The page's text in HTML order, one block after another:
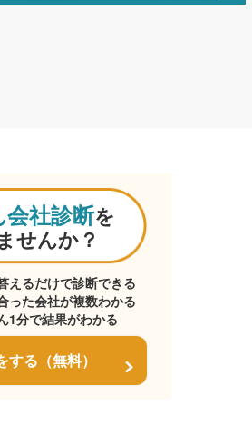
社診断を
せんか？
えるだけで診断できる
った会社が複数わかる
1分で結果がわかる
する（無料）